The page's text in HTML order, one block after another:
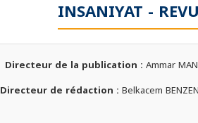
INSANIYAT -
Directeur de la publication : Ammar
Directeur de rédaction : Belkacem